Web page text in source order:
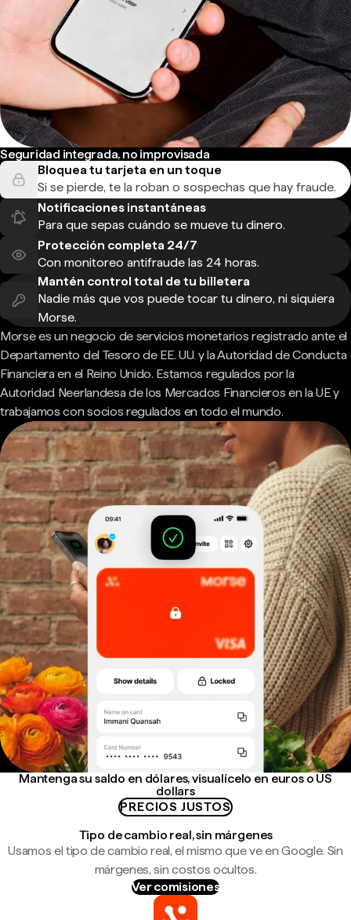
Seguridad integrada, no improvisada
Bloquea tu tarjeta en un toque
Si se pierde, te la roban o sospechas que hay fraude.
Notificaciones instantáneas
Para que sepas cuándo se mueve tu dinero.
Protección completa 24/7
Con monitoreo antifraude las 24 horas.
Mantén control total de tu billetera
Nadie más que vos puede tocar tu dinero, ni siquiera
Morse.
Morse es un negocio de servicios monetarios registrado ante el
Departamento del Tesoro de EE. UU. y la Autoridad de Conducta
Financiera en el Reino Unido. Estamos regulados por la
Autoridad Neerlandesa de los Mercados Financieros en la UE y
trabajamos con socios regulados en todo el mundo.
Mantenga su saldo en dólares, visualícelo en euros o US
dollars
PRECIOS JUSTOS
Tipo de cambio real, sin márgenes
Usamos el tipo de cambio real, el mismo que ve en Google. Sin
márgenes, sin costos ocultos.
Ver comisiones